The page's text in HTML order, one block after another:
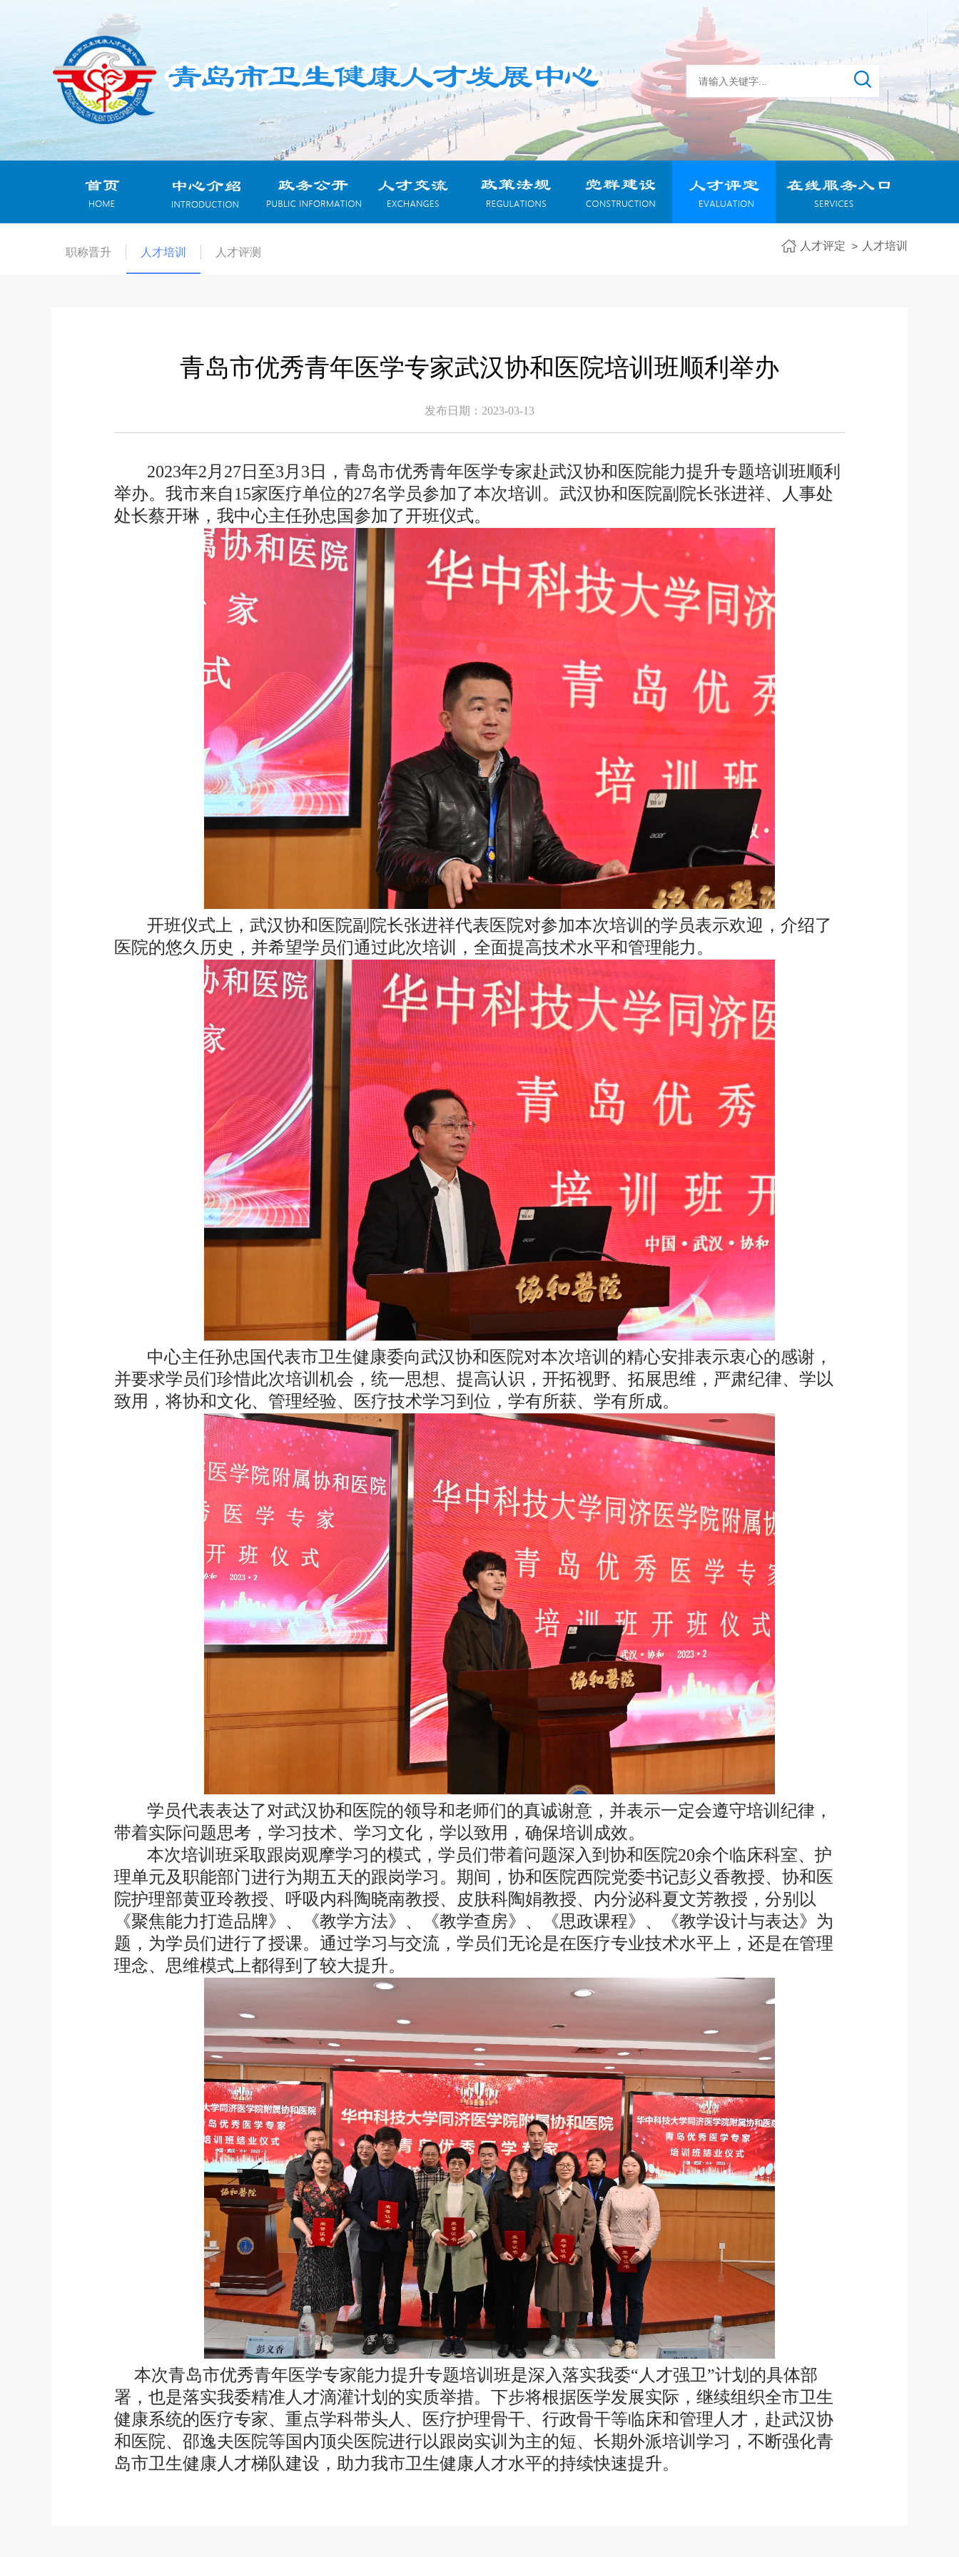
职称晋升 人才培训 人才评测
人才评定 人才培训
青岛市优秀青年医学专家武汉协和医院培训班顺利举办
发布日期：2023-03-13
2023年2 月 27日至3 月 3 日，青岛市优秀青年医学专家赴武汉协和医院能力提升专题培训班顺利
举办。我市来自 15家医疗单位的27名学员参加了本次培训。武汉协和医院副院长张进祥、人事处
处长蔡开琳，我中心主任孙忠国参加了开班仪式。
开班仪式上，武汉协和医院副院长张进祥代表医院对参加本次培训的学员表示欢迎，介绍了
医院的悠久历史，并希望学员们通过此次培训，全面提高技术水平和管理能力。
中心主任孙忠国代表市卫生健康委向武汉协和医院对本次培训的精心安排表示衷心的感谢，
并要求学员们珍惜此次培训机会，统一思想、提高认识，开拓视野、拓展思维，严肃纪律、学以
致用，将协和文化、管理经验、医疗技术学习到位，学有所获、学有所成。
学员代表表达了对武汉协和医院的领导和老师们的真诚谢意，并表示一定会遵守培训纪律，
带着实际问题思考，学习技术、学习文化，学以致用，确保培训成效。
本次培训班采取跟岗观摩学习的模式，学员们带着问题深入到协和医院20余个临床科室、护
理单元及职能部门进行为期五天的跟岗学习。期间，协和医院西院党委书记彭义香教授、协和医
院护理部黄亚玲教授、呼吸内科陶晓南教授、皮肤科陶娟教授、内分泌科夏文芳教授，分别以
《聚焦能力打造品牌》、《教学方法》、《教学查房》、《思政课程》、《教学设计与表达》为
题，为学员们进行了授课。通过学习与交流，学员们无论是在医疗专业技术水平上，还是在管理
理念、思维模式上都得到了较大提升。
本次青岛市优秀青年医学专家能力提升专题培训班是深入落实我委“人才强卫”计划的具体部
署，也是落实我委精准人才滴灌计划的实质举措。下步将根据医学发展实际，继续组织全市卫生
健康系统的医疗专家、重点学科带头人、医疗护理骨干、行政骨干等临床和管理人才，赴武汉协
和医院、邵逸夫医院等国内顶尖医院进行以跟岗实训为主的短、长期外派培训学习，不断强化青
岛市卫生健康人才梯队建设，助力我市卫生健康人才水平的持续快速提升。